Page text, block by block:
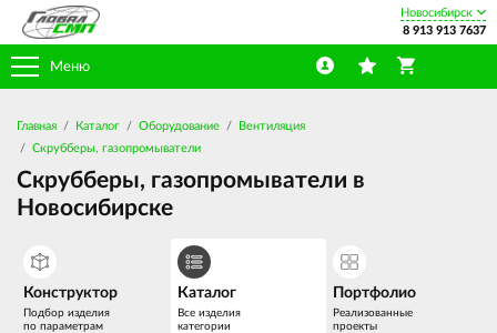
Меню
Новосибирск
8 913 913 7637
Главная Каталог Оборудование
Вентиляция
Скрубберы, газопромыватели
Скрубберы, газопромыватели в
Новосибирске
Конструктор
Подбор изделия
по параметрам
Каталог
Все изделия
категории
Портфолио
Реализованные
проекты